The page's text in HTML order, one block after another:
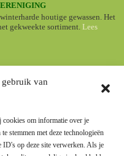
gebruik van
cookies om informatie over je
stemmen met deze technologieën
op deze site verwerken. Als je
houtige gewassen. Het
gekweekte sortiment. Lees